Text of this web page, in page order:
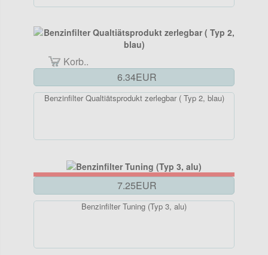
Korb..
6.34EUR
Benzinfilter Qualtiätsprodukt zerlegbar ( Typ 2, blau)
7.25EUR
Benzinfilter Tuning (Typ 3, alu)